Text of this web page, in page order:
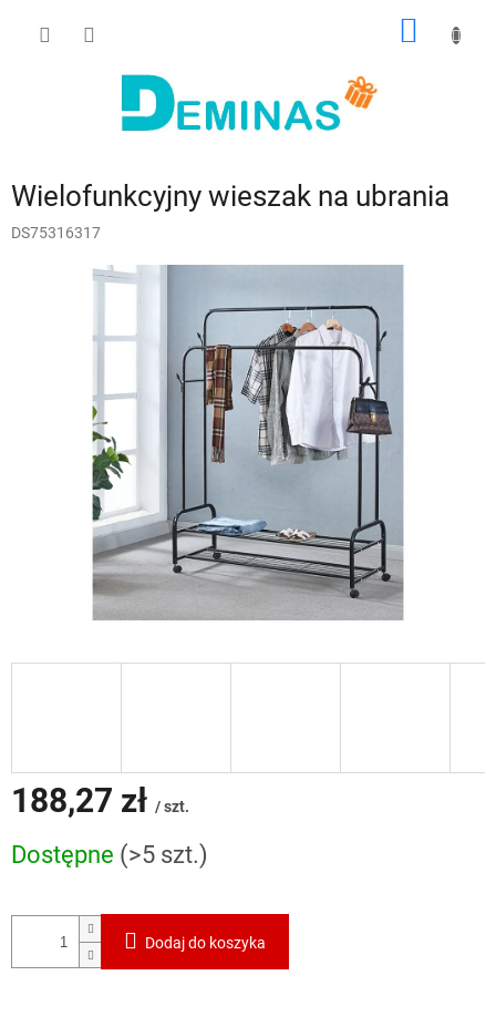
Wielofunkcyjny wieszak na ubrania
DS75316317
188,27 zł / szt.
jednostkowa:
Dostępne (>5 szt.)
Dodaj do koszyka